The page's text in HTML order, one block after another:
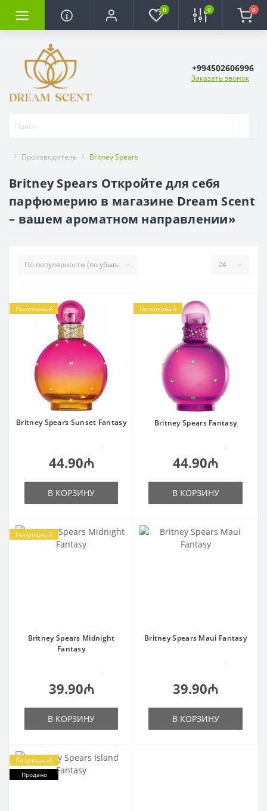
0 0 0
+994502606996
Заказать звонок
Производитель Britney Spears
Britney Spears Откройте для себя
парфюмерию в магазине Dream Scent
– ​​вашем ароматном направлении»
Популярный
Britney Spears Sunset Fantasy
44.90₼
В КОРЗИНУ
Популярный
Britney Spears Fantasy
44.90₼
В КОРЗИНУ
Популярный
Britney Spears Midnight
Fantasy
39.90₼
В КОРЗИНУ
Britney Spears Maui Fantasy
39.90₼
В КОРЗИНУ
Популярный
Продано